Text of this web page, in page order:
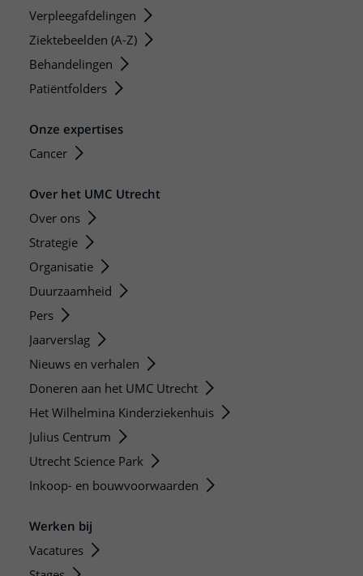
Verpleegafdelingen
Ziektebeelden (A-Z)
Behandelingen
Patiëntfolders
Onze expertises
Cancer
Over het UMC Utrecht
Over ons
Strategie
Organisatie
Duurzaamheid
Pers
Jaarverslag
Nieuws en verhalen
Doneren aan het UMC Utrecht
Het Wilhelmina Kinderziekenhuis
Julius Centrum
Utrecht Science Park
Inkoop- en bouwvoorwaarden
Werken bij
Vacatures